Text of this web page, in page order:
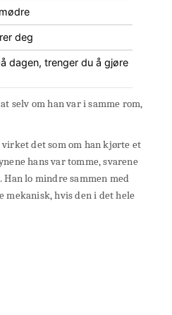
deg
dagen, trenger du å gjøre
selv om han var i samme rom,
det som om han kjørte et
hans var tomme, svarene
lo mindre sammen med
mekanisk, hvis den i det hele